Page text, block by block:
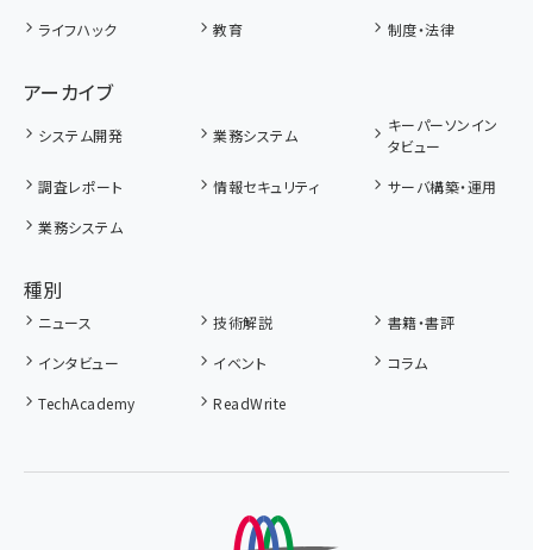
ライフハック
教育 制度・法律
アーカイブ
システム開発 業務システム
キーパーソンイン
タビュー
調査レポート
情報セキュリティ
サーバ構築・運用
業務システム
種別
ニュース 技術解説
書籍・書評
インタビュー
イベント
コラム
TechAcademy
ReadWrite